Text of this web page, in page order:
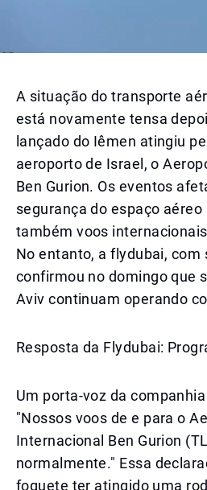
A situação do transporte
está novamente tensa
lançado do Iêmen atingiu
aeroporto de Israel, o
Ben Gurion. Os eventos
segurança do espaço
também voos
No entanto, a flydubai, com
confirmou no domingo que
Aviv continuam operando
Resposta da Flydubai:
Um porta-voz da
"Nossos voos de e para o
Internacional Ben Gurion
normalmente." Essa
foguete ter atingido uma